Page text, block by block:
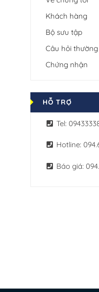
Khách hàng
Bộ sưu tập
Câu hỏi
Chứng nhận
HỖ TRỢ
Tel:
Hotline:
Báo giá: